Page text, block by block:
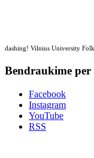
dashing! Vilnius University
Bendraukime per
Facebook
Instagram
YouTube
RSS